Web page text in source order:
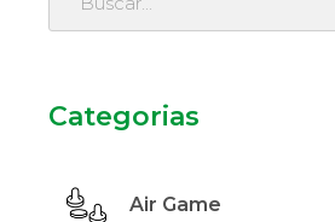
Categorias
Air Game